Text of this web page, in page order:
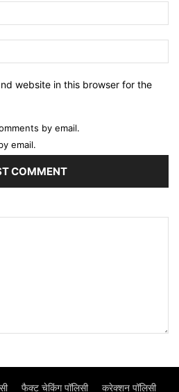
website in this browser for the
by email.
email.
फैक्ट चेकिंग पॉलिसी करेक्शन पॉलिसी